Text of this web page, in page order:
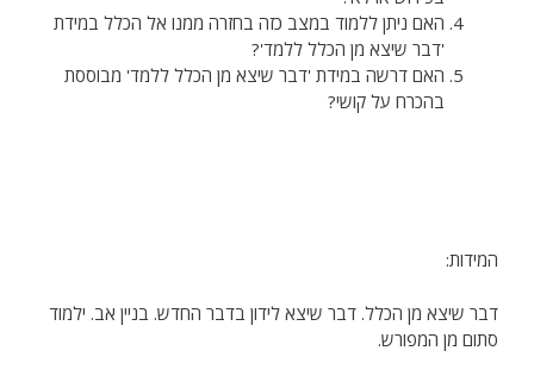
האם ניתן ללמוד במצב כזה בחזרה ממנו אל הכלל במידת
'דבר שיצא מן הכלל ללמד'?
האם דרשה במידת 'דבר שיצא מן הכלל ללמד' מבוססת
בהכרח על קושי?
המידות:
דבר שיצא מן הכלל. דבר שיצא לידון בדבר החדש. בניין אב. ילמוד
סתום מן המפורש.